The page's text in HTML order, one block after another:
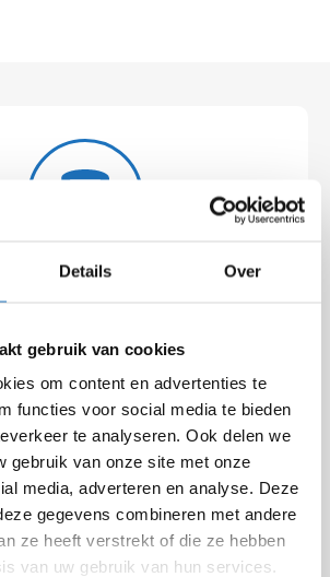
Details Over
gebruik van cookies
om content en advertenties te
functies voor social media te bieden
te analyseren. Ook delen we
gebruik van onze site met onze
media, adverteren en analyse. Deze
gegevens combineren met andere
ze heeft verstrekt of die ze hebben
van uw gebruik van hun services.
met chauffeur
zorgen voor eenveilige
ritnaar uw eindbestemming.